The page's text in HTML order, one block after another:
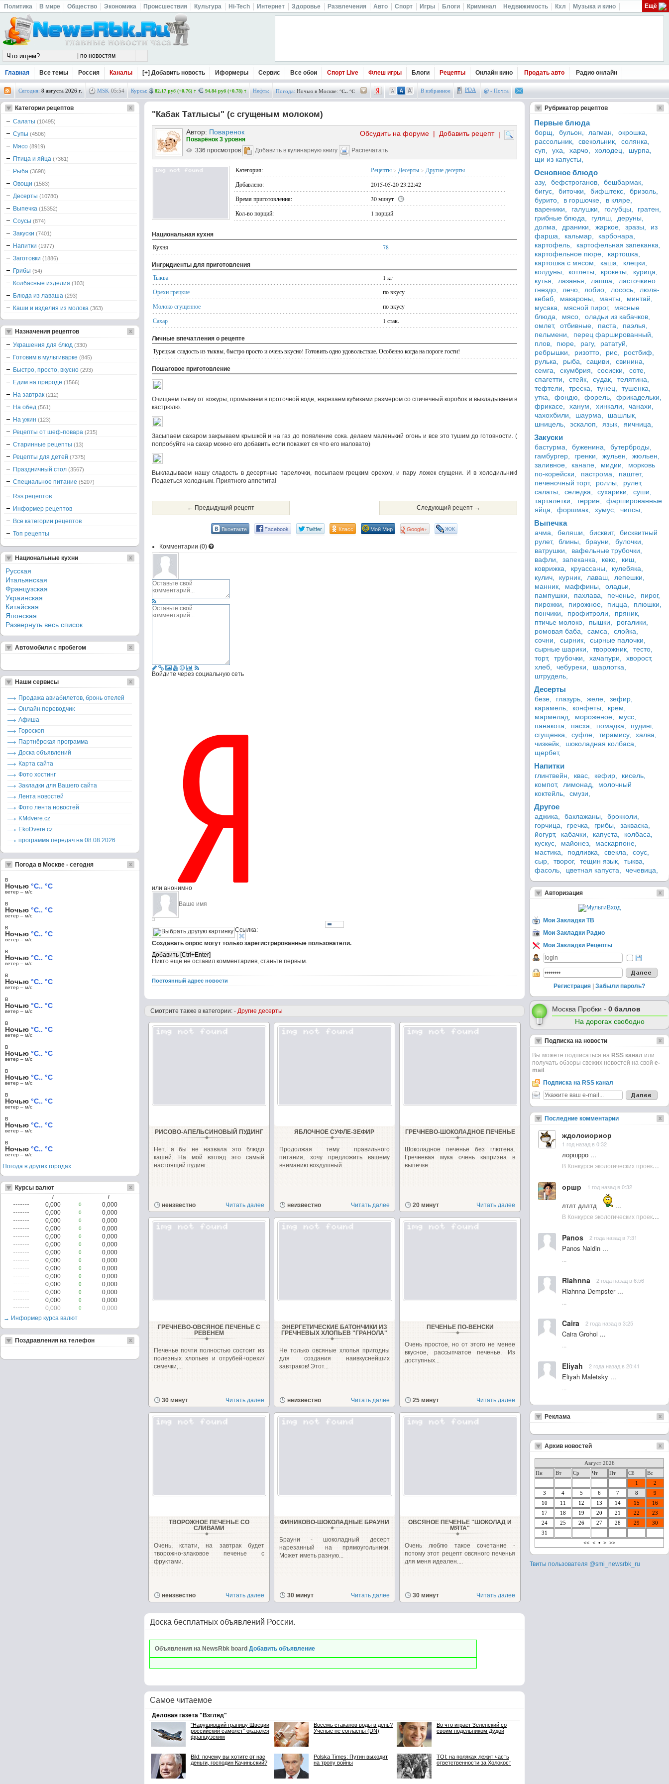
Политика В мире Общество Экономика Происшествия Культура Hi-Tech Интернет Здоровье Развлечения Авто Спорт Игры Блоги Криминал Недвижимость Кхл Музыка и кино Ещё
Главная Все темы Россия Каналы [+] Добавить новость Иформеры Сервис Все обои Спорт Live Флеш игры Блоги Рецепты Онлайн кино Продать авто Радио онлайн
Сегодня: 8 августа 2026 г. MSK 05:54 Курсы: 82.17 руб (+0.76) 94.84 руб (+0.78) Нефть: Погода: Ночью в Москве: °C.. °C В избранное PDA @ - Почта
"Кабак Татлысы" (с сгущеным молоком)
Автор: Поваренок |
Добавить рецепт
|
Обсудить на форуме
Поварёнок 3 уровня
336 просмотров
Добавить в кулинарную книгу Распечатать
Категория: Рецепты > Десерты > Другие десерты
Добавлено:
2015-05-20 23:22:42
Время приготовления:
30 минут
Кол-во порций:
1 порций
Национальная кухня
Кухня 78
Ингридиенты для приготовления
Тыква
1 кг
Орехи грецкие
по вкусу
Молоко сгущенное
по вкусу
Сахар
1 стак.
Личные впечатления о рецепте
Турецкая сладость из тыквы, быстро просто и очень вкусно! Готовить одно удовольствие. Особенно когда на пороге гости!
Пошаговое приготовление
Очищаем тыкву от кожуры, промываем в проточной воде, нарезаем кубиками размером со спичечный коробок и выкладываем в
кастрюлю.
Засыпаем сахаром закрываем крышкой и на газ до появление сока. делаем маленький огонь и все это тушим до готовности. (
попробуйте на сахар можно его добавить если покажет ся что его маловато)
Выкладываем нашу сладость в десертные тарелочки, посыпаем грецким орехом, и пару ложек сгущени. И в холодильник!
Подаеться холодным. Приятного аппетита!
← Предыдущий рецепт Следующий рецепт →
Вконтакте Facebook Twitter Класс Мой Мир Google+ ЖЖ
Комментарии (0)
Войдите через социальную сеть
или анонимно
Ссылка:
Создавать опрос могут только зарегистрированные пользователи.
Никто ещё не оставил комментариев, станьте первым.
Постоянный адрес новости
Смотрите также в категории: -Другие десерты
РИСОВО-АПЕЛЬСИНОВЫЙ ПУДИНГ
Нет, я бы не назвала это блюдо
кашей. На мой взгляд это самый
настоящий пудинг....
неизвестно Читать далее
ЯБЛОЧНОЕ СУФЛЕ-ЗЕФИР
Продолжая тему правильного
питания, хочу предложить вашему
вниманию воздушный...
неизвестно Читать далее
ГРЕЧНЕВО-ШОКОЛАДНОЕ ПЕЧЕНЬЕ
Шоколадное печенье без глютена.
Гречневая мука очень капризна в
выпечке....
20 минут Читать далее
ГРЕЧНЕВО-ОВСЯНОЕ ПЕЧЕНЬЕ С
РЕВЕНЕМ
Печенье почти полностью состоит из
полезных хлопьев и отрубей+орехи/
семечки,...
30 минут Читать далее
ЭНЕРГЕТИЧЕСКИЕ БАТОНЧИКИ ИЗ
ГРЕЧНЕВЫХ ХЛОПЬЕВ "ГРАНОЛА"
Не только овсяные хлопья пригодны
для создания наивкуснейших
завтраков! Этот...
неизвестно Читать далее
ПЕЧЕНЬЕ ПО-ВЕНСКИ
Очень простое, но от этого не менее
вкусное, рассыпчатое печенье. Из
доступных...
25 минут Читать далее
ТВОРОЖНОЕ ПЕЧЕНЬЕ СО
СЛИВАМИ
Очень, кстати, на завтрак будет
творожно-злаковое печенье с
фруктами.
неизвестно Читать далее
ФИНИКОВО-ШОКОЛАДНЫЕ БРАУНИ
Брауни - шоколадный десерт
нарезанный на прямоугольники.
Может иметь разную...
30 минут Читать далее
ОВСЯНОЕ ПЕЧЕНЬЕ "ШОКОЛАД И
МЯТА"
Очень люблю такое сочетание -
потому этот рецепт овсяного печенья
для меня идеален....
30 минут Читать далее
Доска бесплатных объявлений России.
Объявления на NewsRbk board Добавить объявление
Самое читаемое
Категории рецептов
Салаты (10495)
Супы (4506)
Мясо (8919)
Птица и яйца (7361)
Рыба (3698)
Овощи (1583)
Десерты (10780)
Выпечка (15352)
Соусы (874)
Закуски (7401)
Напитки (1977)
Заготовки (1886)
Грибы (54)
Колбасные изделия (103)
Блюда из лаваша (293)
Каши и изделия из молока (363)
Назначения рецептов
Украшения для блюд (330)
Готовим в мультиварке (845)
Быстро, просто, вкусно (293)
Едим на природе (1566)
На завтрак (212)
На обед (561)
На ужин (123)
Рецепты от шеф-повара (215)
Старинные рецепты (13)
Рецепты для детей (7375)
Праздничный стол (3567)
Специальное питание (5207)
Rss рецептов
Информер рецептов
Все категории рецептов
Топ рецепты
Национальные кухни
Русская
Итальянская
Французская
Украинская
Китайская
Японская
Развернуть весь список
Автомобили с пробегом
Наши сервисы
Продажа авиабилетов, бронь отелей
Онлайн переводчик
Афиша
Гороскоп
Партнёрская программа
Доска объявлений
Карта сайта
Фото хостинг
Закладки для Вашего сайта
Лента новостей
Фото лента новостей
KMdvere.cz
EkoDvere.cz
программа передач на 08.08.2026
Погода в Москве - сегодня
в
Ночью °C.. °C
ветер – м/c
в
Ночью °C.. °C
ветер – м/c
в
Ночью °C.. °C
ветер – м/c
в
Ночью °C.. °C
ветер – м/c
в
Ночью °C.. °C
ветер – м/c
в
Ночью °C.. °C
ветер – м/c
в
Ночью °C.. °C
ветер – м/c
в
Ночью °C.. °C
ветер – м/c
в
Ночью °C.. °C
ветер – м/c
в
Ночью °C.. °C
ветер – м/c
в
Ночью °C.. °C
ветер – м/c
в
Ночью °C.. °C
ветер – м/c
Погода в других городах
Курсы валют
/ /
0,000 0
0,000
0,000
0
0,000
0,000
0
0,000
0,000
0
0,000
0,000
0
0,000
0,000
0
0,000
0,000
0
0,000
0,000
0
0,000
0,000
0
0,000
0,000
0
0,000
0,000
0
0,000
0,000
0
0,000
0,000
0
0,000
0,000
0
0,000
→ Информер курса валют
Поздравления на телефон
Рубрикатор рецептов
Первые блюда
борщ, бульон, лагман,
окрошка,
рассольник,
свекольник,
солянка,
суп,
уха, харчо, холодец,
шурпа,
щи из капусты,
Основное блюдо
азу, бефстроганов,
бешбармак,
бигус,
биточки, бифштекс,
бризоль,
бурито,
в горшочке,
в кляре,
вареники,
галушки, голубцы,
гратен,
грибные блюда,
гуляш,
деруны,
долма,
драники, жаркое, зразы,
из
фарша,
кальмар,
карбонара,
картофель,
картофельная запеканка,
картофельное пюре,
картошка,
картошка с мясом,
каша,
клецки,
колдуны,
котлеты, крокеты,
курица,
кутья,
лазанья, лапша,
ласточкино
гнездо,
лечо, лобио, лосось,
люля-
кебаб,
макароны, манты,
минтай,
мусака,
мясной пирог,
мясные
блюда,
мясо,
оладьи из кабачков,
омлет,
отбивные, паста,
паэлья,
пельмени,
перец фаршированный,
плов,
пюре, рагу,
рататуй,
ребрышки,
ризотто, рис,
ростбиф,
рулька,
рыба, сациви,
свинина,
семга,
скумбрия, сосиски,
соте,
спагетти,
стейк, судак,
телятина,
тефтели,
треска, тунец,
тушенка,
утка,
фондю, форель,
фрикадельки,
фрикасе,
ханум, хинкали,
чанахи,
чахохбили,
шаурма,
шашлык,
шницель,
эскалоп, язык, яичница,
Закуски
бастурма, буженина,
бутерброды,
гамбургер,
гренки, жульен,
жюльен,
заливное,
канапе, мидии,
морковь
по-корейски,
пастрома,
паштет,
печеночный торт,
роллы,
рулет,
салаты,
селедка, сухарики,
суши,
тарталетки,
террин,
фаршированные
яйца,
форшмак, хумус, чипсы,
Выпечка
ачма, беляши, бисквит,
бисквитный
рулет,
блины, брауни,
булочки,
ватрушки,
вафельные трубочки,
вафли,
запеканка, кекс,
киш,
коврижка,
круассаны,
кулебяка,
кулич,
курник, лаваш,
лепешки,
манник,
маффины,
оладьи,
пампушки,
пахлава, печенье,
пирог,
пирожки,
пирожное, пицца,
плюшки,
пончики,
профитроли,
пряник,
птичье молоко,
пышки,
рогалики,
ромовая баба,
самса,
слойка,
сочни,
сырник,
сырные палочки,
сырные шарики,
творожник,
тесто,
торт,
трубочки, хачапури,
хворост,
хлеб,
чебуреки,
шарлотка,
штрудель,
Десерты
безе, глазурь, желе,
зефир,
карамель,
конфеты,
крем,
мармелад,
мороженое,
мусс,
панакота,
пасха, помадка,
пудинг,
сгущенка,
суфле, тирамису,
халва,
чизкейк,
шоколадная колбаса,
щербет,
Напитки
глинтвейн, квас, кефир,
кисель,
компот,
лимонад,
молочный
коктейль,
смузи,
Другое
аджика, баклажаны,
брокколи,
горчица,
гречка, грибы,
закваска,
йогурт,
кабачки, капуста,
колбаса,
кускус,
майонез,
маскарпоне,
мастика,
подливка, свекла,
соус,
сыр,
творог, тещин язык,
тыква,
фасоль,
цветная капуста, чечевица,
Авторизация
Мои Закладки ТВ
Мои Закладки Радио
Мои Закладки Рецепты
Регистрация Забыли пароль?
Москва Пробки - 0 баллов
На дорогах свободно
Подписка на новости
Вы можете подписаться на RSS канал или
получать обзоры свежих новостей на свой e-
mail .
Подписка на RSS канал
Последние комментарии
ждолоиориор
1 год назад в 0:32
лоршрро ...
В Конкурсе экологических проектов в Подмосковье активно участвовала молодежь :: NewsRbk.ru...
оршр 1 год назад в 0:32
лтлт дллтд
...
В Конкурсе экологических проектов в Подмосковье активно участвовала молодежь :: NewsRbk.ru...
Panos 2 года назад в 7:31
Panos Naidin ...
Riahnna 2 года назад в 6:56
Riahnna Dempster ...
Caira 2 года назад в 3:25
Caira Grohol ...
Eliyah 2 года назад в 20:41
Eliyah Maletsky ...
Реклама
Архив новостей
Август 2026
Пн
Вт Ср Чт Пт Сб
Вс
1
2
3
4 5 6 7 8
9
10
11 12 13 14 15
16
17
18 19 20 21 22
23
24
25 26 27 28 29
30
31
<< < • > >>
Твиты пользователя @smi_newsrbk_ru